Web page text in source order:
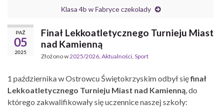
Klasa 4b w Fabryce czekolady
PAŹ
05
2025
Finał Lekkoatletycznego Turnieju Miast
nad Kamienną
Złożono w2025/2026 Aktualności Sport
1 października w Ostrowcu Świętokrzyskim odbył sięfinał
Lekkoatletycznego Turnieju Miast nad Kamienną, do
którego zakwalifikowały się uczennice naszej szkoły: